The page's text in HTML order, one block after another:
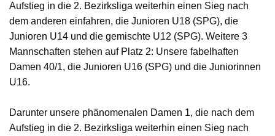
Aufstieg in die 2. Bezirksliga weiterhin einen Sieg nach
dem anderen einfahren, die Junioren U18 (SPG), die
Junioren U14 und die gemischte U12 (SPG). Weitere 3
Mannschaften stehen auf Platz 2: Unsere fabelhaften
Damen 40/1, die Junioren U16 (SPG) und die Juniorinnen
U16.
Darunter unsere phänomenalen Damen 1, die nach dem
Aufstieg in die 2. Bezirksliga weiterhin einen Sieg nach